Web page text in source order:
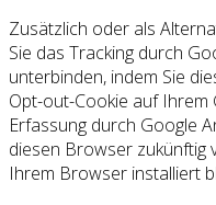
Zusätzlich oder als
Sie das Tracking durch
unterbinden, indem Sie
Opt-out-Cookie auf Ihrem
Erfassung durch Google
diesen Browser zukünftig
Ihrem Browser installiert